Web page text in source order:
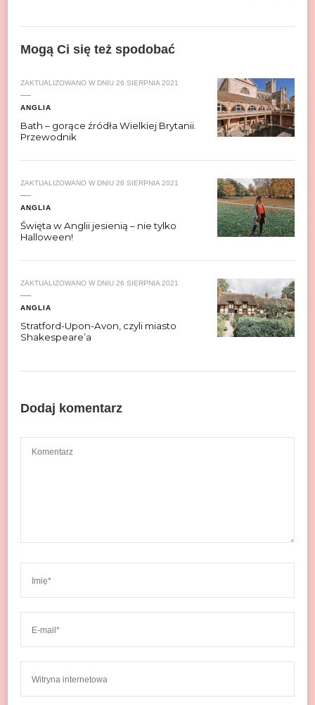
Mogą Ci się też spodobać
ZAKTUALIZOWANO W DNIU 26 SIERPNIA 2021
ANGLIA
Bath – gorące źródła Wielkiej Brytanii.
Przewodnik
ZAKTUALIZOWANO W DNIU 26 SIERPNIA 2021
ANGLIA
Święta w Anglii jesienią – nie tylko
Halloween!
ZAKTUALIZOWANO W DNIU 26 SIERPNIA 2021
ANGLIA
Stratford-Upon-Avon, czyli miasto
Shakespeare’a
Dodaj komentarz